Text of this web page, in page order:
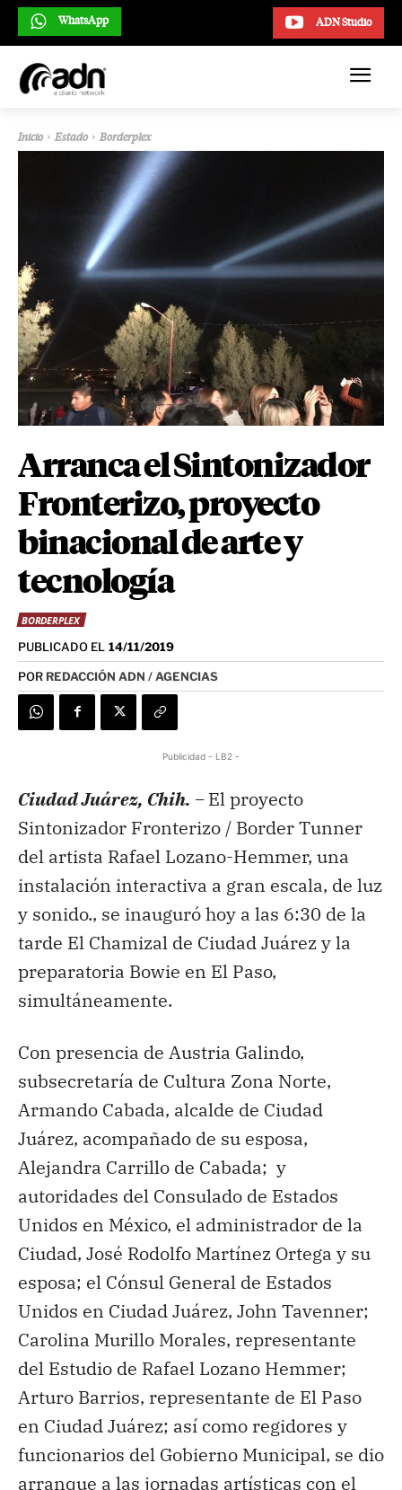
ADN Studio
WhatsApp
Inicio Estado Borderplex
Arranca el Sintonizador
Fronterizo, proyecto
binacional de arte y
tecnología
BORDERPLEX
PUBLICADO EL 14/11/2019
POR REDACCIÓN ADN / AGENCIAS
Publicidad - LB2 -
Ciudad Juárez, Chih. –El proyecto
Sintonizador Fronterizo / Border Tunner
del artista Rafael Lozano-Hemmer, una
instalación interactiva a gran escala, de luz
y sonido., se inauguró hoy a las 6:30 de la
tarde El Chamizal de Ciudad Juárez y la
preparatoria Bowie en El Paso,
simultáneamente.
Con presencia de Austria Galindo,
subsecretaría de Cultura Zona Norte,
Armando Cabada, alcalde de Ciudad
Juárez, acompañado de su esposa,
Alejandra Carrillo de Cabada; y
autoridades del Consulado de Estados
Unidos en México, el administrador de la
Ciudad, José Rodolfo Martínez Ortega y su
esposa; el Cónsul General de Estados
Unidos en Ciudad Juárez, John Tavenner;
Carolina Murillo Morales, representante
del Estudio de Rafael Lozano Hemmer;
Arturo Barrios, representante de El Paso
en Ciudad Juárez; así como regidores y
funcionarios del Gobierno Municipal, se dio
arranque a las jornadas artísticas con el